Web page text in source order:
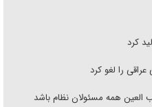
را لغو کرد
العین همه مسئولان نظام باشد